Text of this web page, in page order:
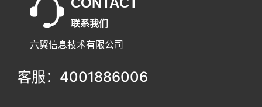
联系我们
六翼信息技术有限公司
客服：4001886006